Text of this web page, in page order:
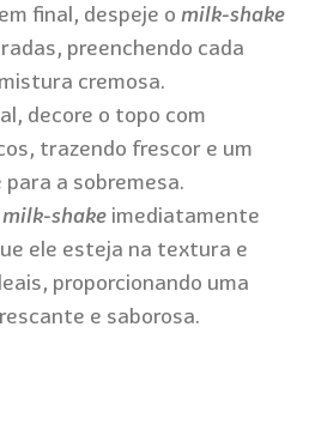
final, despeje o milk-shake
preenchendo cada
cremosa.
decore o topo com
trazendo frescor e um
a sobremesa.
milk-shake imediatamente
ele esteja na textura e
proporcionando uma
e saborosa.